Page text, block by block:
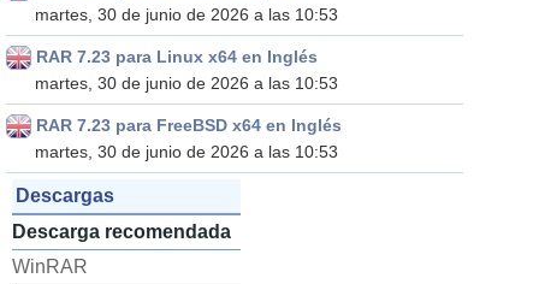
martes, 30 de junio de 2026 a las 10:53
RAR 7.23 para Linux x64 en Inglés
martes, 30 de junio de 2026 a las 10:53
RAR 7.23 para FreeBSD x64 en Inglés
martes, 30 de junio de 2026 a las 10:53
Descargas
Descarga recomendada
WinRAR